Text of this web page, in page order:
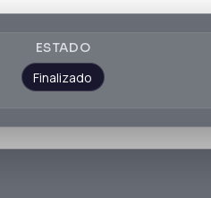
ESTADO
Finalizado